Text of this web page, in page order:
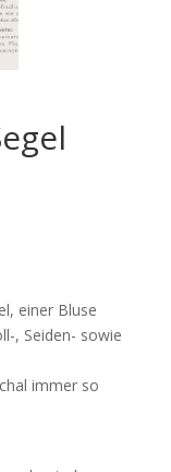
einer Bluse
, Seiden- sowie
immer so